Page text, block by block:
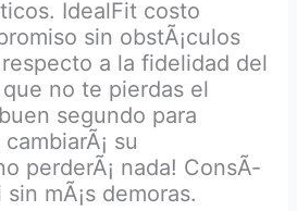
IdealFit costo
sin obstÃ¡culos
a la fidelidad del
no te pierdas el
segundo para
su
perderÃ¡ nada! ConsÃ­
mÃ¡s demoras.